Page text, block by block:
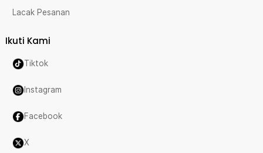
Lacak Pesanan
Ikuti Kami
Tiktok
Instagram
Facebook
X